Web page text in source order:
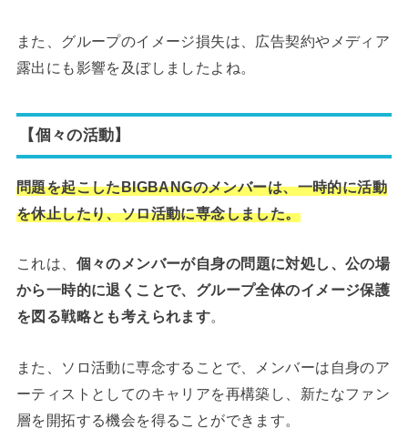
また、グループのイメージ損失は、広告契約やメディア
露出にも影響を及ぼしましたよね。
【個々の活動】
問題を起こしたBIGBANGのメンバーは、一時的に活動
を休止したり、ソロ活動に専念しました。
これは、 個々のメンバーが自身の問題に対処し、公の場
から一時的に退くことで、グループ全体のイメージ保護
を図る戦略とも考えられます。
また、ソロ活動に専念することで、メンバーは自身のア
ーティストとしてのキャリアを再構築し、新たなファン
層を開拓する機会を得ることができます。